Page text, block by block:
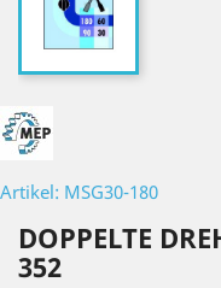
Artikel: MSG30-180
DOPPELTE
352